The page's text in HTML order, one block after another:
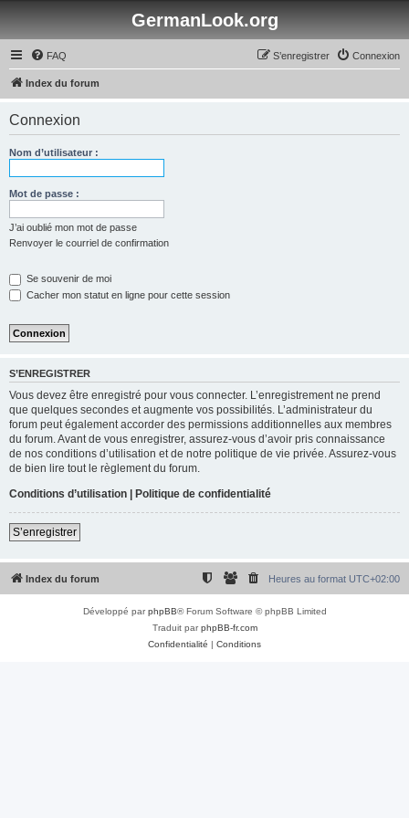
GermanLook.org
FAQ Connexion
S’enregistrer
Index du forum
Connexion
Nom d’utilisateur :
Mot de passe :
J’ai oublié mon mot de passe
Renvoyer le courriel de confirmation
Se souvenir de moi
Cacher mon statut en ligne pour cette session
S’ENREGISTRER
Vous devez être enregistré pour vous connecter. L’enregistrement ne prend
que quelques secondes et augmente vos possibilités. L’administrateur du
forum peut également accorder des permissions additionnelles aux membres
du forum. Avant de vous enregistrer, assurez-vous d’avoir pris connaissance
de nos conditions d’utilisation et de notre politique de vie privée. Assurez-vous
de bien lire tout le règlement du forum.
Conditions d’utilisation | Politique de confidentialité
S’enregistrer
Index du forum Heures au format UTC+02:00
Développé parphpBB® Forum Software © phpBB Limited
Traduit parphpBB-fr.com
Confidentialité | Conditions